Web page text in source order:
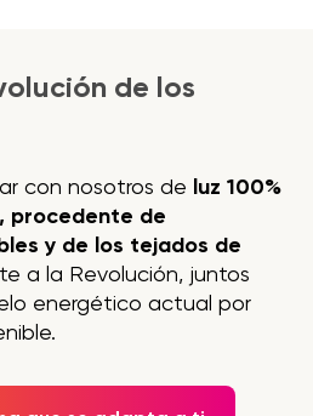
de los
con nosotros de luz 100%
procedente de
y de los tejados de
a la Revolución, juntos
energético actual por